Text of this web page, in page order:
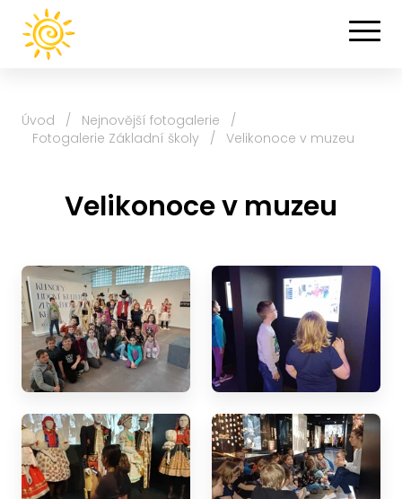
Úvod / Nejnovější fotogalerie
/
Fotogalerie Základní školy
/ Velikonoce v muzeu
Velikonoce v muzeu